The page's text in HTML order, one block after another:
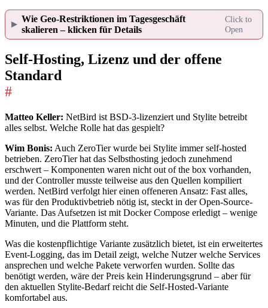
Wie Geo-Restriktionen im Tagesgeschäft
skalieren – klicken für Details
Self-Hosting, Lizenz und der offene
Standard
#
Matteo Keller: NetBird ist BSD-3-lizenziert und Stylite betreibt
alles selbst. Welche Rolle hat das gespielt?
Wim Bonis: Auch ZeroTier wurde bei Stylite immer self-hosted
betrieben. ZeroTier hat das Selbsthosting jedoch zunehmend
erschwert – Komponenten waren nicht out of the box vorhanden,
und der Controller musste teilweise aus den Quellen kompiliert
werden. NetBird verfolgt hier einen offeneren Ansatz: Fast alles,
was für den Produktivbetrieb nötig ist, steckt in der Open-Source-
Variante. Das Aufsetzen ist mit Docker Compose erledigt – wenige
Minuten, und die Plattform steht.
Was die kostenpflichtige Variante zusätzlich bietet, ist ein erweitertes
Event-Logging, das im Detail zeigt, welche Nutzer welche Services
ansprechen und welche Pakete verworfen wurden. Sollte das
benötigt werden, wäre der Preis kein Hinderungsgrund – aber für
den aktuellen Stylite-Bedarf reicht die Self-Hosted-Variante
komfortabel aus.